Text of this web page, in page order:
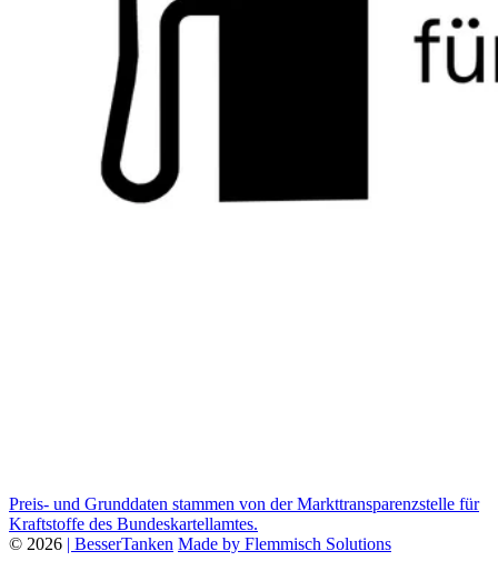
Preis- und Grunddaten stammen von der Markttransparenzstelle für
Kraftstoffe des Bundeskartellamtes.
© 2026 | BesserTanken Made by Flemmisch Solutions